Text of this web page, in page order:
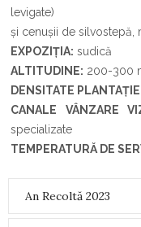
levigate)
și cenușii de silvostepă,
EXPOZIȚIA: sudică
ALTITUDINE: 200-300
DENSITATE
CANALE VÂNZARE
specializate
TEMPERATURĂ DE
An Recoltă 2023